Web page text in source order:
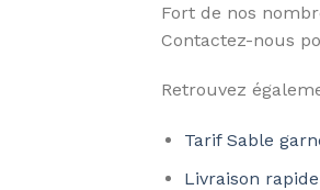
Fort de nos
Contactez-nous
Retrouvez
Tarif Sable
Livraison